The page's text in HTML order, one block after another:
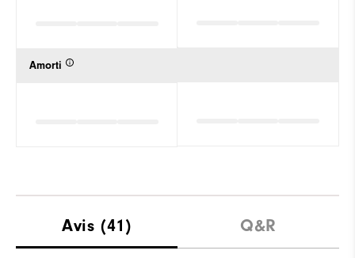
Amorti
Avis (41) Q&R